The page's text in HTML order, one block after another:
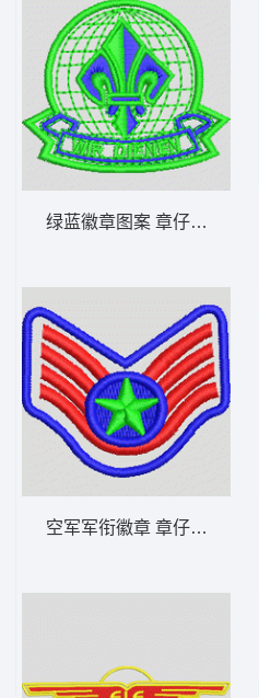
绿蓝徽章图案 章仔标志布
空军军衔徽章 章仔标志布